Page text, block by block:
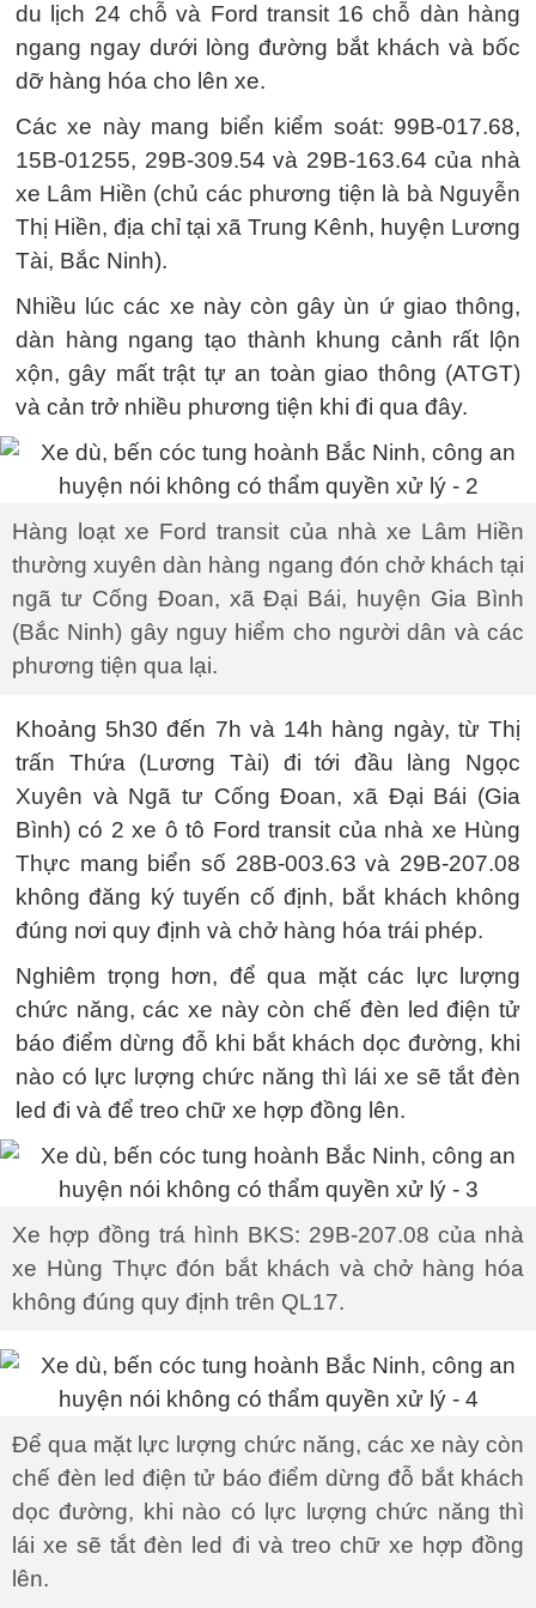
du lịch 24 chỗ và Ford transit 16 chỗ dàn hàng
ngang ngay dưới lòng đường bắt khách và bốc
dỡ hàng hóa cho lên xe.
Các xe này mang biển kiểm soát: 99B-017.68,
15B-01255, 29B-309.54 và 29B-163.64 của nhà
xe Lâm Hiền (chủ các phương tiện là bà Nguyễn
Thị Hiền, địa chỉ tại xã Trung Kênh, huyện Lương
Tài, Bắc Ninh).
Nhiều lúc các xe này còn gây ùn ứ giao thông,
dàn hàng ngang tạo thành khung cảnh rất lộn
xộn, gây mất trật tự an toàn giao thông (ATGT)
và cản trở nhiều phương tiện khi đi qua đây.
Hàng loạt xe Ford transit của nhà xe Lâm Hiền
thường xuyên dàn hàng ngang đón chở khách tại
ngã tư Cống Đoan, xã Đại Bái, huyện Gia Bình
(Bắc Ninh) gây nguy hiểm cho người dân và các
phương tiện qua lại.
Khoảng 5h30 đến 7h và 14h hàng ngày, từ Thị
trấn Thứa (Lương Tài) đi tới đầu làng Ngọc
Xuyên và Ngã tư Cống Đoan, xã Đại Bái (Gia
Bình) có 2 xe ô tô Ford transit của nhà xe Hùng
Thực mang biển số 28B-003.63 và 29B-207.08
không đăng ký tuyến cố định, bắt khách không
đúng nơi quy định và chở hàng hóa trái phép.
Nghiêm trọng hơn, để qua mặt các lực lượng
chức năng, các xe này còn chế đèn led điện tử
báo điểm dừng đỗ khi bắt khách dọc đường, khi
nào có lực lượng chức năng thì lái xe sẽ tắt đèn
led đi và để treo chữ xe hợp đồng lên.
Xe hợp đồng trá hình BKS: 29B-207.08 của nhà
xe Hùng Thực đón bắt khách và chở hàng hóa
không đúng quy định trên QL17.
Để qua mặt lực lượng chức năng, các xe này còn
chế đèn led điện tử báo điểm dừng đỗ bắt khách
dọc đường, khi nào có lực lượng chức năng thì
lái xe sẽ tắt đèn led đi và treo chữ xe hợp đồng
lên.